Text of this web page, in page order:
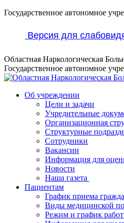
Перейти
содержанию
Государственное автономное
Версия для
Областная Наркологическая
Государственное автономное
Об учреждении
Цели и задачи
Учредительные
Организационная
Структурные
Сотрудники
Вакансии
Информация для
Новости
​​Наша газета
Пациентам
График приема
Виды медицинской
Режим и график